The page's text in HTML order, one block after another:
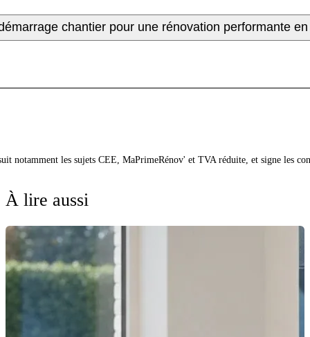
chantier pour une rénovation performante
notamment les sujets CEE, MaPrimeRénov' et TVA réduite, et signe les
À lire aussi